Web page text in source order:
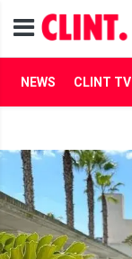
NEWS CLINT TV